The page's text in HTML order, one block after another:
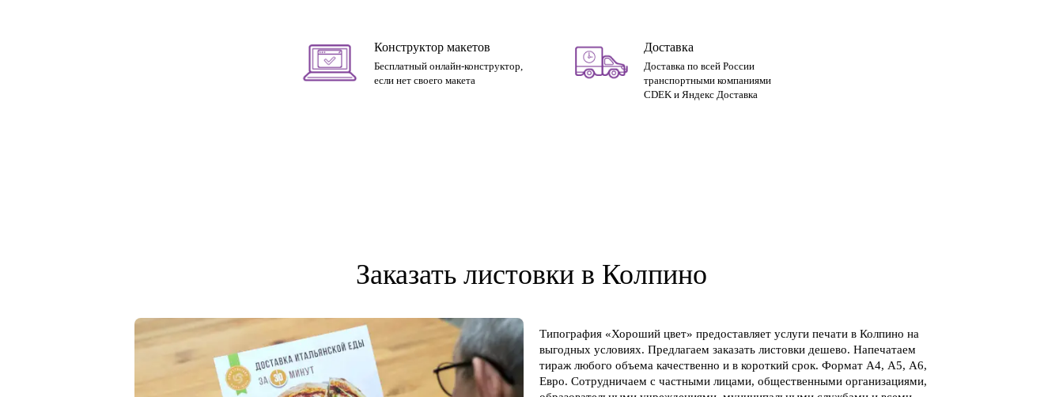
Конструктор макетов
Бесплатный онлайн-конструктор,
если нет своего макета
Доставка
Доставка по всей России
транспортными компаниями
CDEK и Яндекс Доставка
Заказать листовки в Колпино
Типография «Хороший цвет» предоставляет услуги печати в Колпино на
выгодных условиях. Предлагаем заказать листовки дешево. Напечатаем
тираж любого объема качественно и в короткий срок. Формат А4, А5, А6,
Евро. Сотрудничаем с частными лицами, общественными организациями,